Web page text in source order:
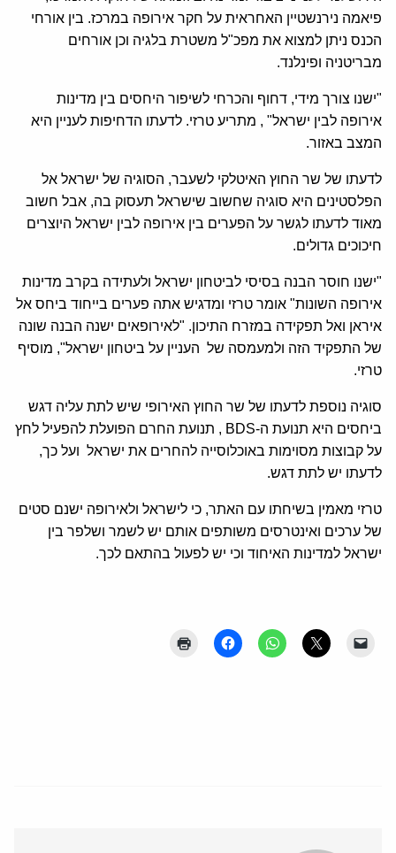
פיאמה נירנשטיין האחראית על חקר אירופה במרכז. בין אורחי
הכנס ניתן למצוא את מפכ"ל משטרת בלגיה וכן אורחים
מבריטניה ופינלנד.
"ישנו צורך מידי, דחוף והכרחי לשיפור היחסים בין מדינות
אירופה לבין ישראל" , מתריע טרזי. לדעתו הדחיפות לעניין היא
המצב באזור.
לדעתו של שר החוץ האיטלקי לשעבר, הסוגיה של ישראל אל
הפלסטינים היא סוגיה שחשוב שישראל תעסוק בה, אבל חשוב
מאוד לדעתו לגשר על הפערים בין אירופה לבין ישראל היוצרים
חיכוכים גדולים.
"ישנו חוסר הבנה בסיסי לביטחון ישראל ולעתידה בקרב מדינות
אירופה השונות" אומר טרזי ומדגיש אתה פערים בייחוד ביחס אל
איראן ואל תפקידה במזרח התיכון. "לאירופאים ישנה הבנה שונה
של התפקיד הזה ולמעמסה של העניין על ביטחון ישראל", מוסיף
טרזי.
סוגיה נוספת לדעתו של שר החוץ האירופי שיש לתת עליה דגש
ביחסים היא תנועת ה-BDS , תנועת החרם הפועלת להפעיל לחץ
על קבוצות מסוימות באוכלוסייה להחרים את ישראל ועל כך,
לדעתו יש לתת דגש.
טרזי מאמין בשיחתו עם האתר, כי לישראל ולאירופה ישנם סטים
של ערכים ואינטרסים משותפים אותם יש לשמר ושלפר בין
ישראל למדינות האיחוד וכי יש לפעול בהתאם לכך.